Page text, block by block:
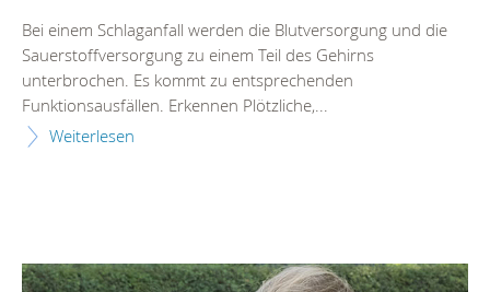
Bei einem Schlaganfall werden die Blutversorgung und die
Sauerstoffversorgung zu einem Teil des Gehirns
unterbrochen. Es kommt zu entsprechenden
Funktionsausfällen. Erkennen Plötzliche,...
Weiterlesen